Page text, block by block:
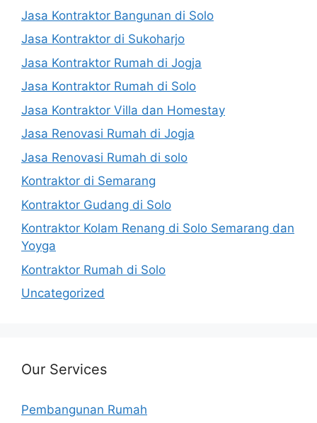
Jasa Kontraktor Bangunan di Solo
Jasa Kontraktor di Sukoharjo
Jasa Kontraktor Rumah di Jogja
Jasa Kontraktor Rumah di Solo
Jasa Kontraktor Villa dan Homestay
Jasa Renovasi Rumah di Jogja
Jasa Renovasi Rumah di solo
Kontraktor di Semarang
Kontraktor Gudang di Solo
Kontraktor Kolam Renang di Solo Semarang dan
Yoyga
Kontraktor Rumah di Solo
Uncategorized
Our Services
Pembangunan Rumah